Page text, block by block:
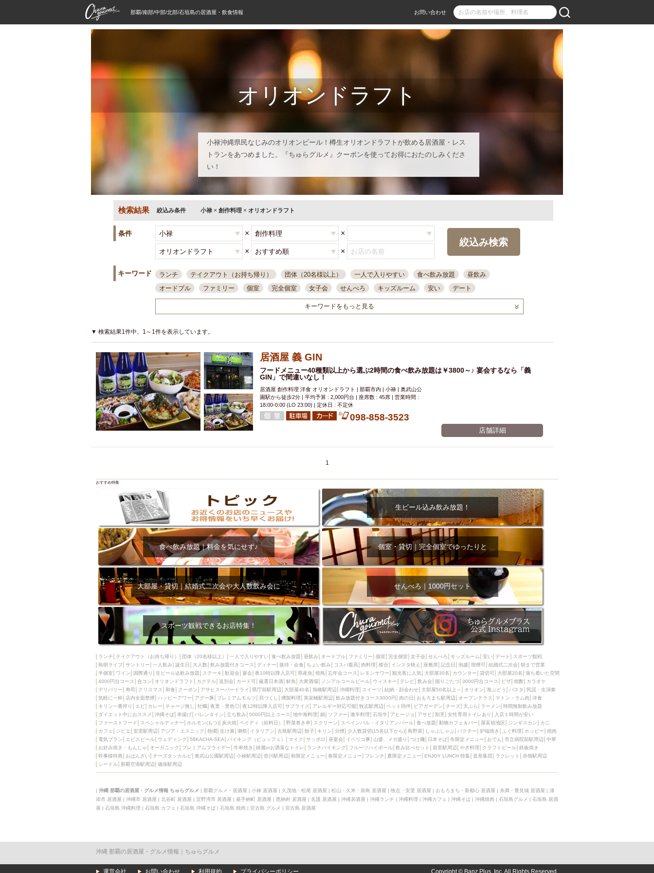
那覇/南部/中部/北部/石垣島の居酒屋・飲食情報 お問い合わせ
オリオンドラフト
小禄沖縄県民なじみのオリオンビール！樽生オリオンドラフトが飲める居酒屋・レス
トランをあつめました。『ちゅらグルメ』クーポンを使ってお得におたのしみくださ
い！
検索結果 絞込み条件 小禄 × 創作料理 × オリオンドラフト
条件 × ×
× ×
絞込み検索
キーワード ランチ テイクアウト（お持ち帰り） 団体（20名様以上） 一人で入りやすい 食べ飲み放題
昼飲み
オードブル
ファミリー 個室 完全個室 女子会 せんべろ キッズルーム 安い
デート
一人飲み 誕生日 大人数
接待・会食
ちょい飲み コスパ最高 肉料理 模合 インスタ映え 座敷席 記念日 泡盛
喫煙可
結婚式二次会
夜10時以降入店可
県産魚 焼鳥 忘年会コース レモンサワー 観光客に人気 大部屋30名
カウンター
貸切可
大部屋20名 落ち着いた空間 4000円台コース
カード可
厳選日本酒 鮮魚 大衆酒場 ノンアルコールビール ウィスキー テレビ 飲み会
掘りごたつ
3000円台コース
ピザ 焼酎
アサヒスーパードライ
県庁前駅周辺 大部屋40名 旭橋駅周辺 沖縄料理 スイーツ
大部屋50名以上～
オリオン 海ぶどう パスタ 民謡・生演奏
ハッピーアワー
アグー豚
マトン・ラム肉
洋食
ビアガーデン
ダイエット中におススメ
沖縄そば 串揚げ バレンタイン 立ち飲み 5000円以上コース 地中海料理
鍋
ソファー
石垣牛 アサヒ 割烹 女性専用トイレあり
入店１時間が安い
ファーストフード
スペシャルディナー ホルモン(もつ) 炭火焼 ペイディ（給料日）
野菜巻き串
スクリーン
スペインバル・イタリアンバール 食べ放題 動物カフェ＆バー 屋富祖地区
ジンギスカン
カニ
カフェ ジビエ 安里駅周辺 アジア・エスニック 熱燗 生け簀 獺祭 イタリアン
古島駅周辺
餃子
キリン 分煙 少人数貸切(15名以下から) 島野菜 しゃぶしゃぶ パクチー 炉端焼き
ふぐ料理
ホッピー
焼肉 電気ブラン エビスビール ウェディング 58KACHA-SEA
バイキング（ビュッフェ）
マイク
サッポロ 昼宴会 イベリコ豚 山盛、メガ盛り つけ麺 日本そば 冬限定メニュー
おでん
市立病院前駅周辺
中華 お好み焼き・もんじゃ オーガニック プレミアムフライデー
牛串焼き
綺麗orお洒落なトイレ
ランチバイキング フルーツハイボール 飲み比べセット 首里駅周辺
やぎ料理
クラフトビール
鉄板焼き 幹事様特典 おばんざい チーズタッカルビ 奥武山公園駅周辺
小禄駅周辺
壺川駅周辺
秋限定メニュー 春限定メニュー フレンチ 夏限定メニュー ENJOY LUNCH 特集
造形集団
ラクレット
赤嶺駅周辺 シードル 那覇空港駅周辺 儀保駅周辺
キーワードをもっと見る
▼ 検索結果1件中、1～1件を表示しています。
居酒屋 義 GIN
フードメニュー40種類以上から選ぶ2時間の食べ飲み放題は￥3800～♪ 宴会するなら「義
GIN」で間違いなし！
居酒屋 創作料理 洋食 オリオンドラフト | 那覇市内 | 小禄 | 奥武山公
園駅から徒歩2分 | 平均予算 : 2,000円台 | 座席数 : 45席 | 営業時間 :
18:00-0:00 (LO 23:00) | 定休日 : 不定休
098-858-3523
店舗詳細
1
おすすめ特集
生ビール込み飲み放題！
食べ飲み放題｜料金を気にせず♪ 個室・貸切｜完全個室でゆったりと
大部屋・貸切｜結婚式二次会や大人数飲み会に せんべろ｜1000円セット
スポーツ観戦できるお店特集！
ランチ テイクアウト（お持ち帰り） 団体（20名様以上） 一人で入りやすい 食べ飲み放題 昼飲み オードブル ファミリー 個室 完全個室 女子会 せんべろ キッズルーム 安い デート
スポーツ観戦
島唄ライブ サントリー 一人飲み 誕生日 大人数 飲み放題付きコース ディナー 接待・会食 ちょい飲み コスパ最高 肉料理 模合 インスタ映え 座敷席 記念日 泡盛 喫煙可 結婚式二次会 朝まで営業
半個室
ワイン 国際通り 生ビール込飲み放題 ステーキ 歓迎会 宴会 夜10時以降入店可 県産魚 焼鳥 忘年会コース レモンサワー 観光客に人気 大部屋30名 カウンター 貸切可 大部屋20名
落ち着いた空間
4000円台コース
合コン オリオンドラフト カクテル 送別会 カード可 厳選日本酒 鮮魚 大衆酒場 ノンアルコールビール ウィスキー テレビ 飲み会 掘りごたつ 3000円台コース ピザ 焼酎
カラオケ
デリバリー
寿司 クリスマス 和食 クーポン アサヒスーパードライ 県庁前駅周辺 大部屋40名 旭橋駅周辺 沖縄料理 スイーツ 結納・顔会わせ 大部屋50名以上～ オリオン 海ぶどう パスタ
民謡・生演奏
気軽に一杯
店内全面禁煙 ハッピーアワー アグー豚 プレミアムモルツ 貝づくし 燻製料理 美栄橋駅周辺 飲み放題付きコース3000円 肉の日 おもろまち駅周辺 オープンテラス マトン・ラム肉
洋食
キリン一番搾り
エビ カレー チャージ無し 牡蠣 夜景・景色◎ 夜12時以降入店可 サプライズ アレルギー対応可能 牧志駅周辺 ペット同伴 ビアガーデン チーズ 天ぷら ラーメン
時間無制飲み放題
ダイエット中におススメ
沖縄そば 串揚げ バレンタイン 立ち飲み 5000円以上コース 地中海料理 鍋 ソファー 激辛料理 石垣牛 アヒージョ アサヒ 割烹 女性専用トイレあり
入店１時間が安い
ファーストフード
スペシャルディナー ホルモン(もつ) 炭火焼 ペイディ（給料日） 野菜巻き串 スクリーン スペインバル・イタリアンバール 食べ放題 動物カフェ＆バー 屋富祖地区 ジンギスカン
カニ
カフェ
ジビエ 安里駅周辺 アジア・エスニック 熱燗 生け簀 獺祭 イタリアン 古島駅周辺 餃子 キリン 分煙 少人数貸切(15名以下から) 島野菜 しゃぶしゃぶ パクチー 炉端焼き ふぐ料理 ホッピー
焼肉
電気ブラン
エビスビール ウェディング 58KACHA-SEA バイキング（ビュッフェ） マイク サッポロ 昼宴会 イベリコ豚 山盛、メガ盛り つけ麺 日本そば 冬限定メニュー おでん 市立病院前駅周辺
中華
お好み焼き・もんじゃ
オーガニック プレミアムフライデー 牛串焼き 綺麗orお洒落なトイレ ランチバイキング フルーツハイボール 飲み比べセット 首里駅周辺 やぎ料理 クラフトビール 鉄板焼き
幹事様特典
おばんざい チーズタッカルビ 奥武山公園駅周辺 小禄駅周辺 壺川駅周辺 秋限定メニュー 春限定メニュー フレンチ 夏限定メニュー ENJOY LUNCH 特集 造形集団 ラクレット
赤嶺駅周辺
シードル 那覇空港駅周辺 儀保駅周辺
| 沖縄 那覇の居酒屋・グルメ情報 ちゅらグルメ | 那覇グルメ・居酒屋 | 小禄 居酒屋 | 久茂地・松尾 居酒屋 | 松山・久米・前島 居酒屋 | 牧志・安里 居酒屋 | おもろまち・新都心 居酒屋 | 糸満・豊見城 居酒屋 | 浦
添市 居酒屋 | 沖縄市 居酒屋 | 北谷町 居酒屋 | 宜野湾市 居酒屋 | 嘉手納町 居酒屋 | 恩納村 居酒屋 | 名護 居酒屋 | 沖縄居酒屋 | 沖縄ランチ | 沖縄料理 | 沖縄カフェ | 沖縄そば | 沖縄焼肉 | 石垣島グルメ | 石垣島 居酒
屋 | 石垣島 沖縄料理 | 石垣島 カフェ | 石垣島 沖縄そば | 石垣島 焼肉 | 宮古島 グルメ | 宮古島 居酒屋
沖縄 那覇の居酒屋・グルメ情報｜ちゅらグルメ
運営会社 お問い合わせ 利用規約 プライバシーポリシー Copyright © Banz Plus, Inc. All Rights Reserved.